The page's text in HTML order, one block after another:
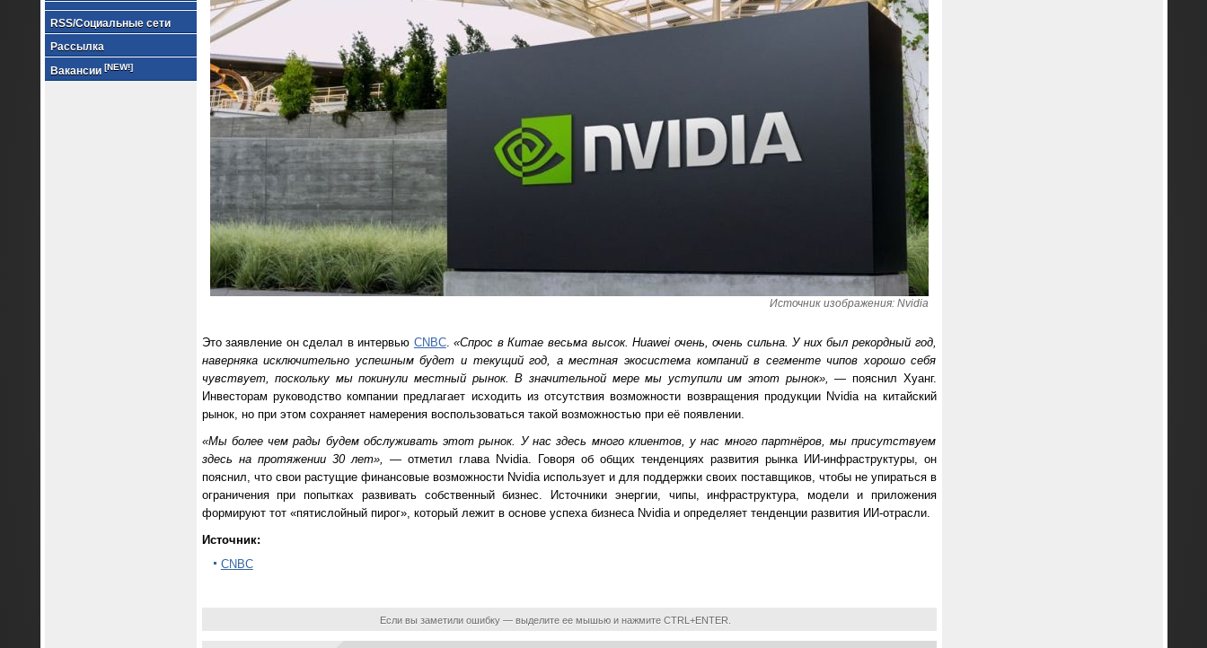
RSS/Социальные сети
Рассылка
Вакансии [NEW!]
Источник изображения: Nvidia
Это заявление он сделал в интервью CNBC.«Спрос в Китае весьма высок.Huawei очень, очень сильна. У них был рекордный год,
наверняка исключительно успешным будет и текущий год, а местная экосистема компаний в сегменте чипов хорошо себя
чувствует, поскольку мы покинули местный рынок. В значительной мере мы уступили им этот рынок», — пояснил Хуанг.
Инвесторам руководство компании предлагает исходить из отсутствия возможности возвращения продукции Nvidia на китайский
рынок, но при этом сохраняет намерения воспользоваться такой возможностью при её появлении.
«Мы более чем рады будем обслуживать этот рынок. У нас здесь много клиентов, у нас много партнёров, мы присутствуем
здесь на протяжении 30 лет», — отметил глава Nvidia. Говоря об общих тенденциях развития рынка ИИ-инфраструктуры, он
пояснил, что свои растущие финансовые возможности Nvidia использует и для поддержки своих поставщиков, чтобы не упираться в
ограничения при попытках развивать собственный бизнес. Источники энергии, чипы, инфраструктура, модели и приложения
формируют тот «пятислойный пирог», который лежит в основе успеха бизнеса Nvidia и определяет тенденции развития ИИ-отрасли.
Источник:
CNBC
Если вы заметили ошибку — выделите ее мышью и нажмите CTRL+ENTER.